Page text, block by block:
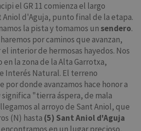
el GR 11 comienza el largo
Aniol d'Aguja, punto final de la etapa.
la pista y tomamos un sendero.
por caminos que avanzan,
interior de hermosas hayedos. Nos
la zona de la Alta Garrotxa,
Interés Natural. El terreno
por donde avanzamos hace honor a
significa "tierra áspera, de mala
al arroyo de Sant Aniol, que
(N) hasta (5) Sant Aniol d'Aguja